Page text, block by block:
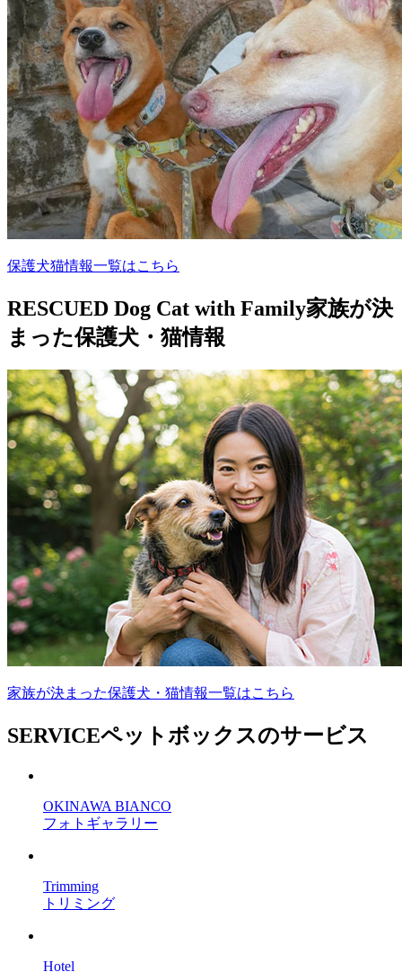
保護犬猫情報一覧はこちら
RESCUED Dog Cat with Family家族が決
まった保護犬・猫情報
家族が決まった保護犬・猫情報一覧はこちら
SERVICEペットボックスのサービス
OKINAWA BIANCO
フォトギャラリー
Trimming
トリミング
Hotel